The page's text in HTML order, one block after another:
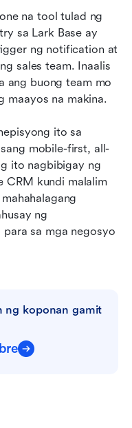
na tool tulad ng
sa Lark Base ay
sales team. Inaalis
ang buong team mo
maayos na makina.
ito sa
mobile-first, all-
ito nagbibigay ng
CRM kundi malalim
ng
sa mga negosyo
ng koponan gamit